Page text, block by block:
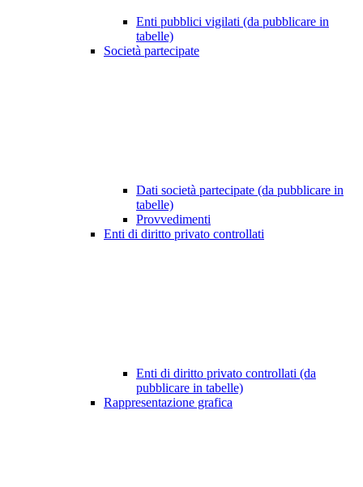
Enti pubblici vigilati (da pubblicare in
tabelle)
Società partecipate
Dati società partecipate (da pubblicare in
tabelle)
Provvedimenti
Enti di diritto privato controllati
Enti di diritto privato controllati (da
pubblicare in tabelle)
Rappresentazione grafica